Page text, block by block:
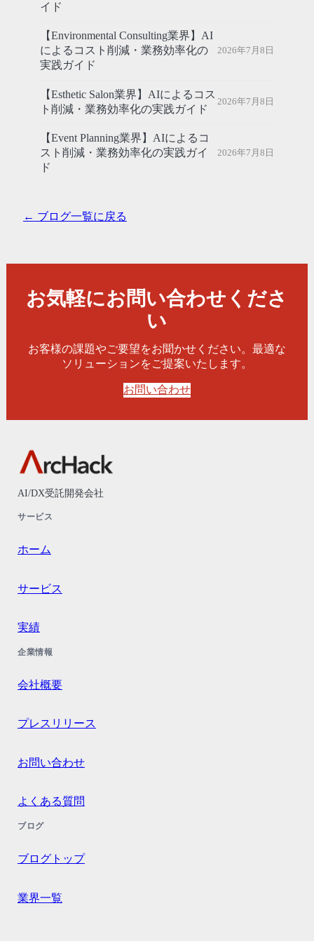
イド
【Environmental Consulting業界】AI
によるコスト削減・業務効率化の
実践ガイド
2026年7月8日
【Esthetic Salon業界】AIによるコス
ト削減・業務効率化の実践ガイド
2026年7月8日
【Event Planning業界】AIによるコ
スト削減・業務効率化の実践ガイ
ド
2026年7月8日
← ブログ一覧に戻る
お気軽にお問い合わせくださ
い
お客様の課題やご要望をお聞かせください。最適な
ソリューションをご提案いたします。
お問い合わせ
AI/DX受託開発会社
サービス
ホーム
サービス
実績
企業情報
会社概要
プレスリリース
お問い合わせ
よくある質問
ブログ
ブログトップ
業界一覧